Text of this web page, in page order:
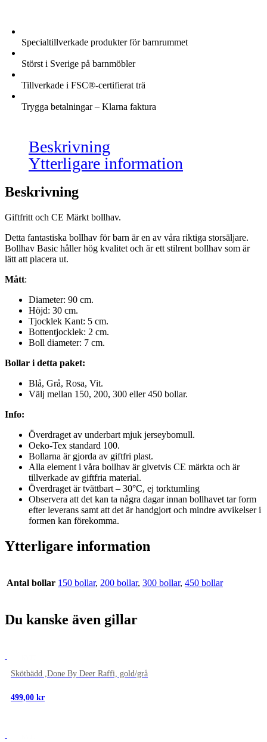
Specialtillverkade produkter för barnrummet
Störst i Sverige på barnmöbler
Tillverkade i FSC®-certifierat trä
Trygga betalningar – Klarna faktura
Beskrivning
Ytterligare information
Beskrivning
Giftfritt och CE Märkt bollhav.
Detta fantastiska bollhav för barn är en av våra riktiga storsäljare.
Bollhav Basic håller hög kvalitet och är ett stilrent bollhav som är
lätt att placera ut.
Mått:
Diameter: 90 cm.
Höjd: 30 cm.
Tjocklek Kant: 5 cm.
Bottentjocklek: 2 cm.
Boll diameter: 7 cm.
Bollar i detta paket:
Blå, Grå, Rosa, Vit.
Välj mellan 150, 200, 300 eller 450 bollar.
Info:
Överdraget av underbart mjuk jerseybomull.
Oeko-Tex standard 100.
Bollarna är gjorda av giftfri plast.
Alla element i våra bollhav är givetvis CE märkta och är
tillverkade av giftfria material.
Överdraget är tvättbart – 30°C, ej torktumling
Observera att det kan ta några dagar innan bollhavet tar form
efter leverans samt att det är handgjort och mindre avvikelser i
formen kan förekomma.
Ytterligare information
Antal bollar 150 bollar, 200 bollar, 300 bollar, 450 bollar
Du kanske även gillar
Skötbädd ,Done By Deer Raffi, gold/grå
499,00 kr